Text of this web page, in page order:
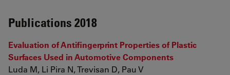
Publications 2018
Evaluation of Antifingerprint Properties of Plastic
Surfaces Used in Automotive Components
Luda M, Li Pira N, Trevisan D, Pau V